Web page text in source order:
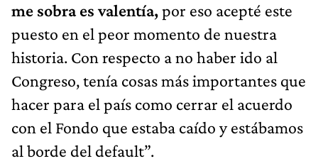
me sobra es valentía,por eso acepté este
puesto en el peor momento de nuestra
historia. Con respecto a no haber ido al
Congreso, tenía cosas más importantes que
hacer para el país como cerrar el acuerdo
con el Fondo que estaba caído y estábamos
al borde del default”.